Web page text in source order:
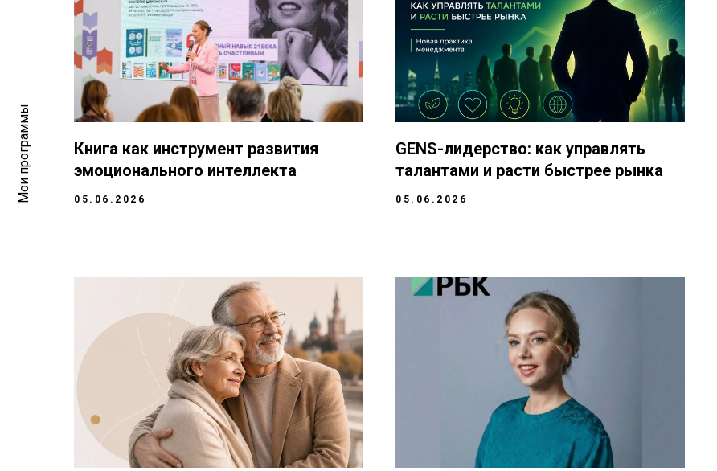
Мои программы
Книга как инструмент развития
эмоционального интеллекта
05.06.2026
GENS-лидерство: как управлять
талантами и расти быстрее рынка
05.06.2026